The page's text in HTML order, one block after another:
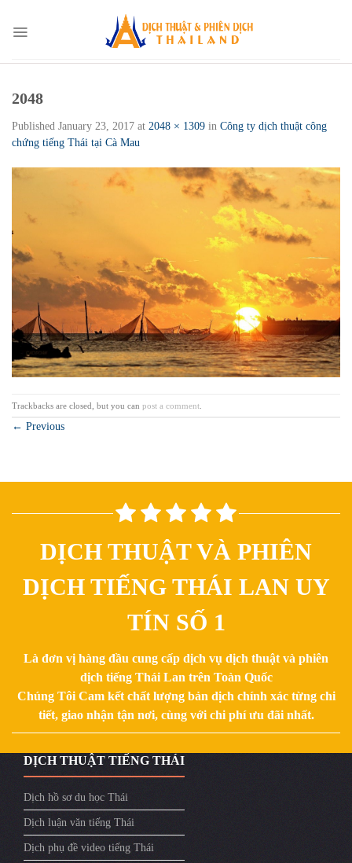
content
2048
Published January 23, 2017 at 2048 × 1309 in Công ty dịch thuật công
chứng tiếng Thái tại Cà Mau
Trackbacks are closed, but you can post a comment
← Previous
DỊCH THUẬT VÀ PHIÊN
DỊCH TIẾNG THÁI LAN UY
TÍN SỐ 1
Là đơn vị hàng đầu cung cấp dịch vụ dịch thuật và phiên
dịch tiếng Thái Lan trên Toàn Quốc
Chúng Tôi Cam kết chất lượng bản dịch chính xác từng chi
tiết, giao nhận tận nơi, cùng với chi phí ưu đãi nhất.
DỊCH THUẬT TIẾNG THÁI
Dịch hồ sơ du học Thái
Dịch luận văn tiếng Thái
Dịch phụ đề video tiếng Thái